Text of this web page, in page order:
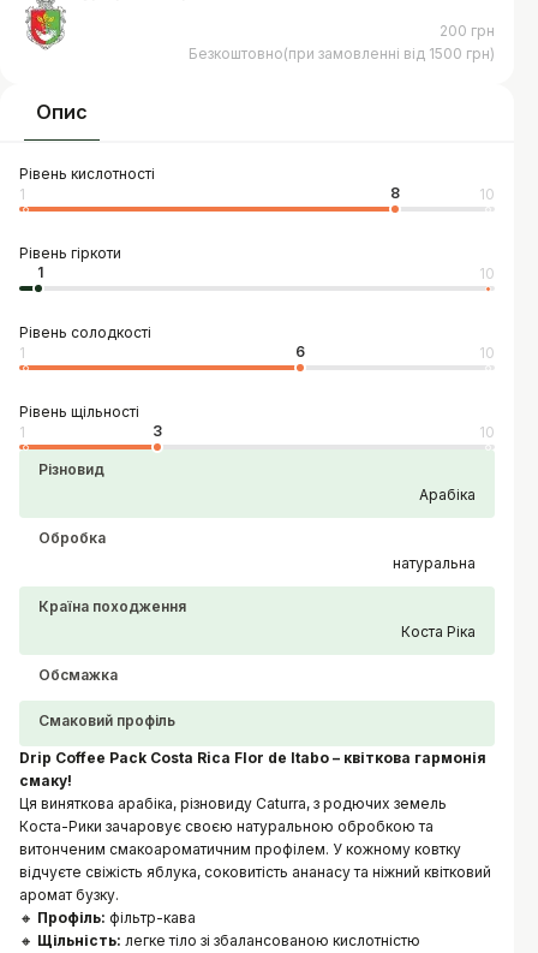
Опис
Рівень кислотності
1
8 10
Рівень гіркоти
1
10
Рівень солодкості
1
6 10
Рівень щільності
1
3 10
Різновид
Арабіка
Обробка
натуральна
Країна походження
Коста Ріка
Обсмажка
Смаковий профіль
Drip Coffee Pack Costa Rica Flor de Itabo – квіткова гармонія
смаку!
Ця виняткова арабіка, різновиду Caturra, з родючих земель
Коста-Рики зачаровує своєю натуральною обробкою та
витонченим смакоароматичним профілем. У кожному ковтку
відчуєте свіжість яблука, соковитість ананасу та ніжний квітковий
аромат бузку.
🔸 Профіль: фільтр-кава
🔸 Щільність: легке тіло зі збалансованою кислотністю
200 грн
Безкоштовно(при замовленні від 1500 грн)